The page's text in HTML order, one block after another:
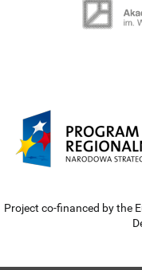
Project co-financed by the